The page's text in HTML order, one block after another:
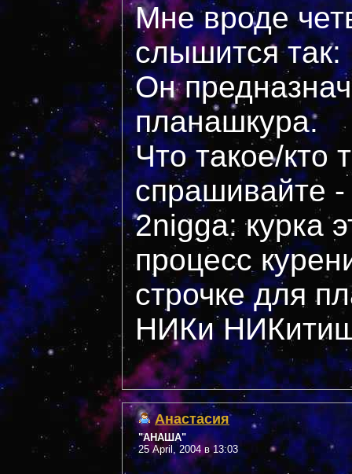
Мне вроде
слышится так:
Он
планашкура.
Что такое/кто
спрашивайте
2nigga: курка
процесс
строчке для
НИКи
Анастасия
"АНАША"
25 April, 2004 в 13:03